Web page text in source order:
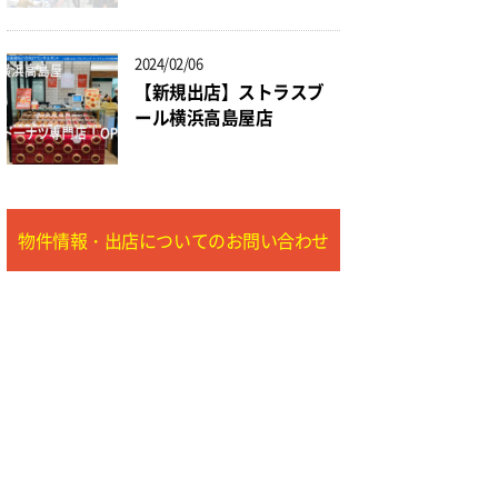
2024/02/06
【新規出店】ストラスブ
ール横浜高島屋店
物件情報・出店についてのお問い合わせ